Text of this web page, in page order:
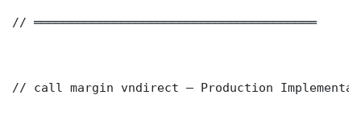
// ═══════════════════════════════════════
// call margin vndirect — Production